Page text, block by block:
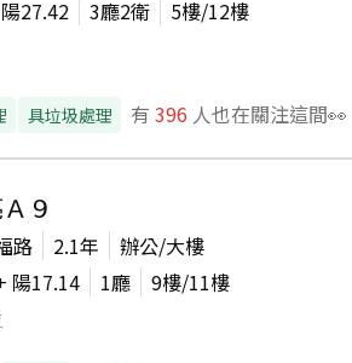
27.42 3廳2衛 5樓/12樓
具垃圾處理 有 396 人也在關注這間👀
９
路 2.1年
辦公/大樓
陽17.14 1廳 9樓/11樓